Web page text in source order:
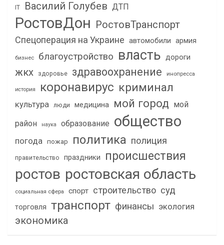
IT Василий Голубев ДТП
РостовДон РостовТранспорт
Спецоперация на Украине автомобили армия
бизнес благоустройство власть дороги
жкх здоровье здравоохранение инопресса
история коронавирус криминал
культура люди медицина мой город мой
район
наука образование общество
погода пожар политика полиция
правительство праздники происшествия
ростов ростовская область
социальная сфера спорт строительство суд
торговля транспорт финансы экология
экономика